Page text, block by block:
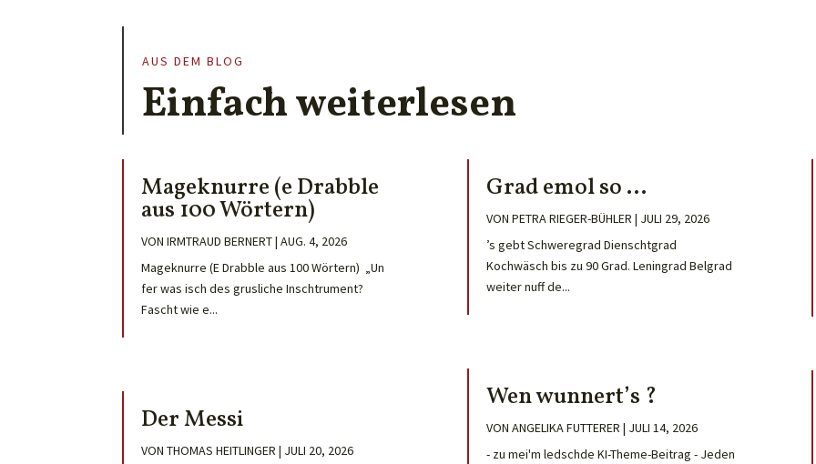
AUS DEM BLOG
Einfach weiterlesen
Mageknurre (e Drabble
aus 100 Wörtern)
VONIRMTRAUD BERNERT|AUG. 4, 2026
Mageknurre (E Drabble aus 100 Wörtern) „Un
fer was isch des grusliche Inschtrument?
Fascht wie e...
Der Messi
VONTHOMAS HEITLINGER | JULI 20, 2026
Grad emol so …
VON PETRA RIEGER-BÜHLER | JULI 29, 2026
’s gebt Schweregrad Dienschtgrad
Kochwäsch bis zu 90 Grad. Leningrad Belgrad
weiter nuff de...
Wen wunnert’s ?
VON ANGELIKA FUTTERER | JULI 14, 2026
- zu mei'm ledschde KI-Theme-Beitrag - Jeden